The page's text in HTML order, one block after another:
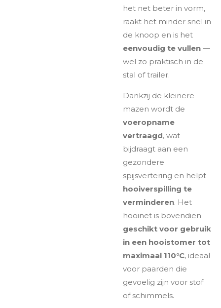
het net beter in vorm,
raakt het minder snel in
de knoop en is het
eenvoudig te vullen —
wel zo praktisch in de
stal of trailer.
Dankzij de kleinere
mazen wordt de
voeropname
vertraagd, wat
bijdraagt aan een
gezondere
spijsvertering en helpt
hooiverspilling te
verminderen. Het
hooinet is bovendien
geschikt voor gebruik
in een hooistomer tot
maximaal 110°C, ideaal
voor paarden die
gevoelig zijn voor stof
of schimmels.